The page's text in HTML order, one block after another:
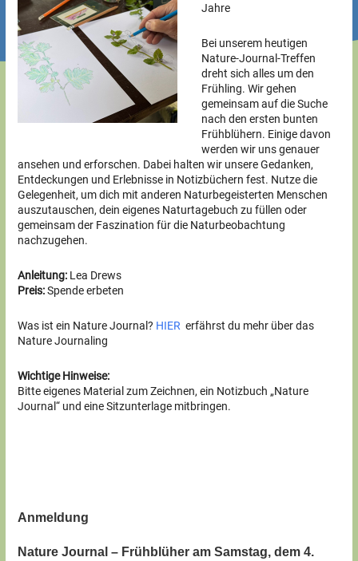
Jahre
Bei unserem heutigen
Nature-Journal-Treffen
dreht sich alles um den
Frühling. Wir gehen
gemeinsam auf die Suche
nach den ersten bunten
Frühblühern. Einige davon
werden wir uns genauer
ansehen und erforschen. Dabei halten wir unsere Gedanken,
Entdeckungen und Erlebnisse in Notizbüchern fest. Nutze die
Gelegenheit, um dich mit anderen Naturbegeisterten Menschen
auszutauschen, dein eigenes Naturtagebuch zu füllen oder
gemeinsam der Faszination für die Naturbeobachtung
nachzugehen.
Anleitung: Lea Drews
Preis:Spende erbeten
Was ist ein Nature Journal? HIER erfährst du mehr über das
Nature Journaling
Wichtige Hinweise:
Bitte eigenes Material zum Zeichnen, ein Notizbuch „Nature
Journal“ und eine Sitzunterlage mitbringen.
Anmeldung
Nature Journal – Frühblüher am Samstag, dem 4.